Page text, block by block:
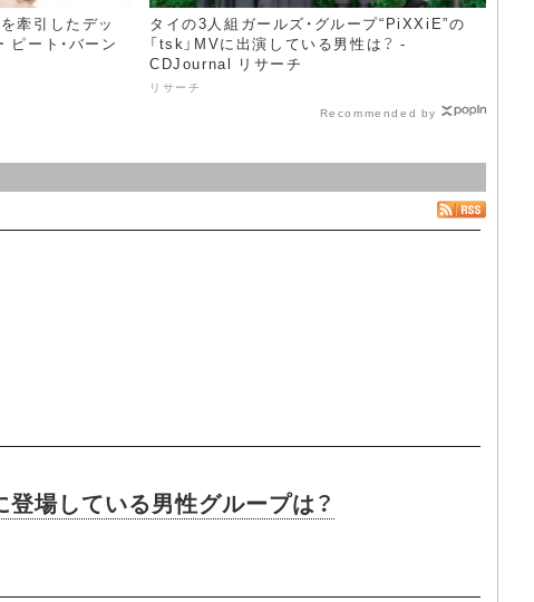
牽引したデッ
ピート・バーン
タイの3人組ガールズ・グループ“PiXXiE”の
「tsk」MVに出演している男性は？ -
CDJournal リサーチ
リサーチ
Recommended by
場している男性グループは？